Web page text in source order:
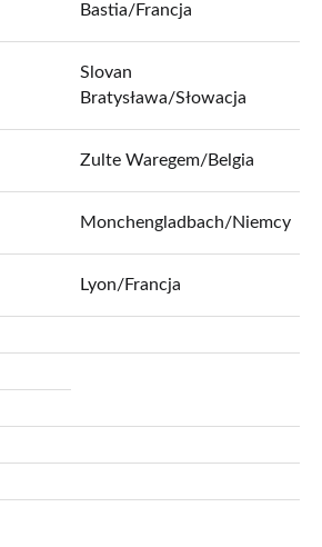
Bastia/Francja
Slovan
Bratysława/Słowacja
Zulte Waregem/Belgia
Monchengladbach/Niemcy
Lyon/Francja